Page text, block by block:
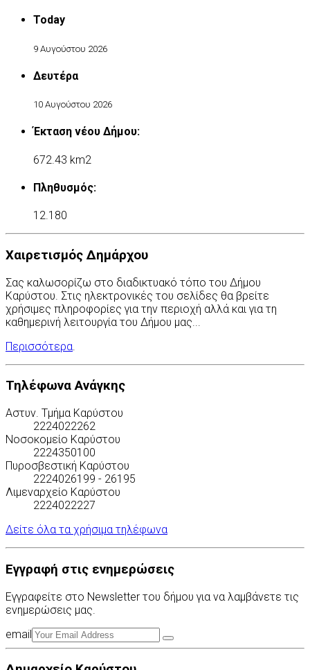
Today
9 Αυγούστου 2026
Δευτέρα
10 Αυγούστου 2026
Έκταση νέου Δήμου:
672.43 km2
Πληθυσμός:
12.180
Χαιρετισμός Δημάρχου
Σας καλωσορίζω στο διαδικτυακό τόπο του Δήμου
Καρύστου. Στις ηλεκτρονικές του σελίδες θα βρείτε
χρήσιμες πληροφορίες για την περιοχή αλλά και για τη
καθημερινή λειτουργία του Δήμου μας...
Περισσότερα
Τηλέφωνα Ανάγκης
Αστυν. Τμήμα Καρύστου
2224022262
Νοσοκομείο Καρύστου
2224350100
Πυροσβεστική Καρύστου
2224026199 - 26195
Λιμεναρχείο Καρύστου
2224022227
Δείτε όλα τα χρήσιμα τηλέφωνα
Εγγραφή στις ενημερώσεις
Εγγραφείτε στο Newsletter του δήμου για να λαμβάνετε τις
ενημερώσεις μας.
email